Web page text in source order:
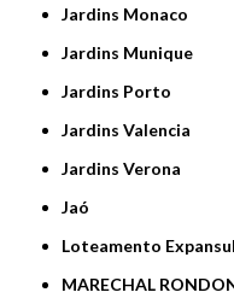
Jardins Monaco
Jardins Munique
Jardins Porto
Jardins Valencia
Jardins Verona
Jaó
Loteamento Expansul
MARECHAL